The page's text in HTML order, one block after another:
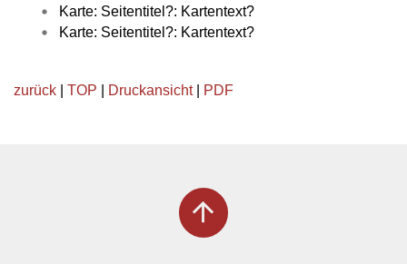
Karte: Seitentitel?: Kartentext?
Karte: Seitentitel?: Kartentext?
zurück TOP Druckansicht| PDF
arrow_upward